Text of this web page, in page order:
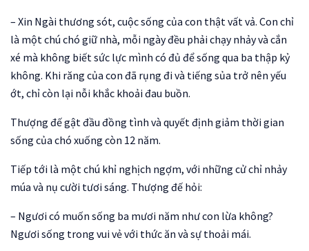
– Xin Ngài thương sót, cuộc sống của con thật vất vả. Con chỉ
là một chú chó giữ nhà, mỗi ngày đều phải chạy nhảy và cắn
xé mà không biết sức lực mình có đủ để sống qua ba thập kỷ
không. Khi răng của con đã rụng đi và tiếng sủa trở nên yếu
ớt, chỉ còn lại nỗi khắc khoải đau buồn.
Thượng đế gật đầu đồng tình và quyết định giảm thời gian
sống của chó xuống còn 12 năm.
Tiếp tới là một chú khỉ nghịch ngợm, với những cử chỉ nhảy
múa và nụ cười tươi sáng. Thượng đế hỏi:
– Ngươi có muốn sống ba mươi năm như con lừa không?
Ngươi sống trong vui vẻ với thức ăn và sự thoải mái.